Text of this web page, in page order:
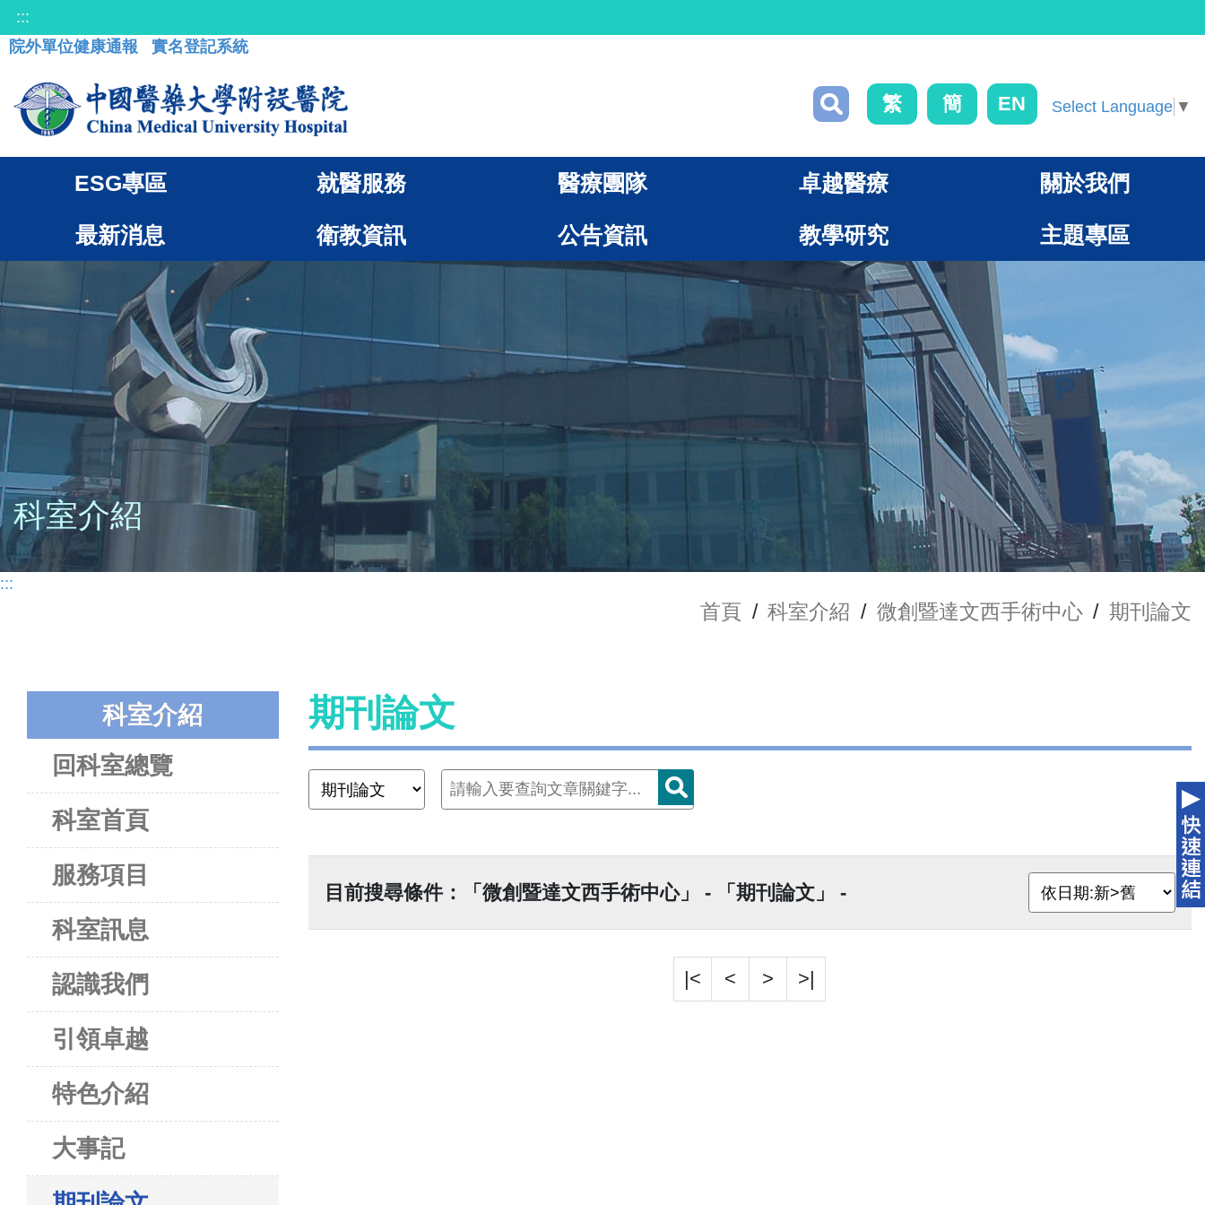
:::
院外單位健康通報
實名登記系統
繁 簡 EN Select Language ▼
ESG專區 就醫服務 醫療團隊 卓越醫療 關於我們
最新消息 衛教資訊 公告資訊 教學研究 主題專區
科室介紹
:::
首頁 / 科室介紹 / 微創暨達文西手術中心 / 期刊論文
科室介紹
回科室總覽
科室首頁
服務項目
科室訊息
認識我們
引領卓越
特色介紹
大事記
期刊論文
目前搜尋條件：「微創暨達文西手術中心」 - 「期刊論文」 -
|< < > >|